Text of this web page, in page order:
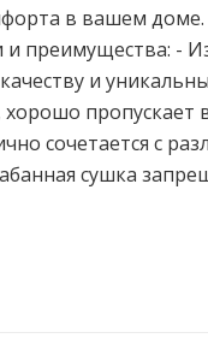
в вашем
преимущества: -
и
пропускает
сочетается с
сушка